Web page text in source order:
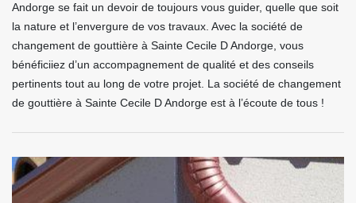
Andorge se fait un devoir de toujours vous guider, quelle que soit
la nature et l’envergure de vos travaux. Avec la société de
changement de gouttière à Sainte Cecile D Andorge, vous
bénéficiiez d’un accompagnement de qualité et des conseils
pertinents tout au long de votre projet. La société de changement
de gouttière à Sainte Cecile D Andorge est à l’écoute de tous !